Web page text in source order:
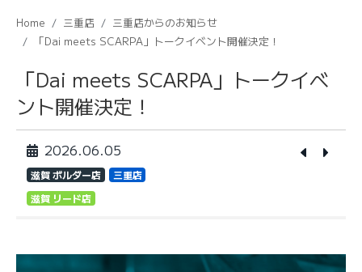
Home 三重店
三重店からのお知らせ
「Dai meets SCARPA」トークイベント開催決定！
「Dai meets SCARPA」トークイベ
ント開催決定！
2026.06.05
滋賀 ボルダー店
三重店
滋賀 リード店